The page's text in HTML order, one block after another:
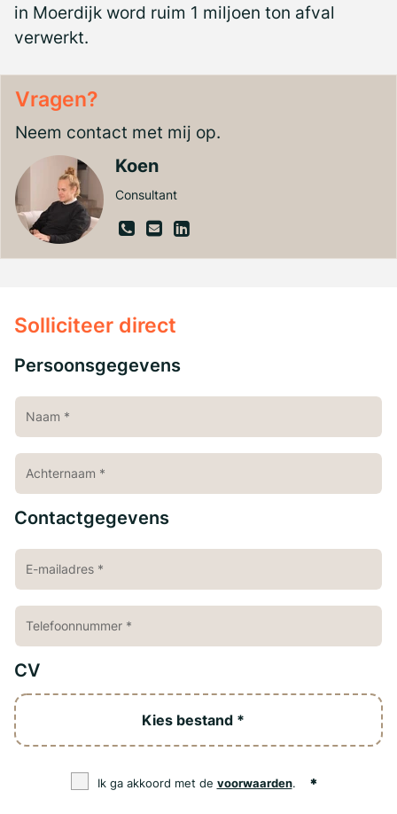
in Moerdijk word ruim 1 miljoen ton afval
verwerkt.
Vragen?
Neem contact met mij op.
Koen
Consultant
Solliciteer direct
Persoonsgegevens
Contactgegevens
CV
Kies bestand *
Ik ga akkoord met de voorwaarden.